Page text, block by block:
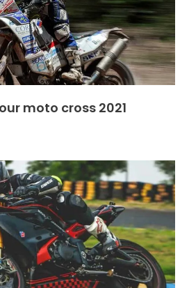
moto cross 2021